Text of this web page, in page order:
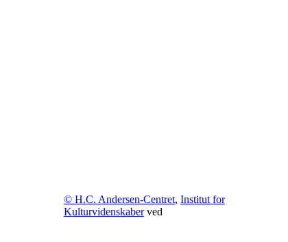
© H.C. Andersen-Centret, Institut for
Kulturvidenskaberved